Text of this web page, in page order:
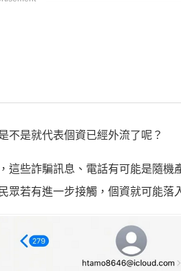
不是就代表個資已經外流了呢？
些詐騙訊息、電話有可能是隨機
若有進一步接觸，個資就可能落